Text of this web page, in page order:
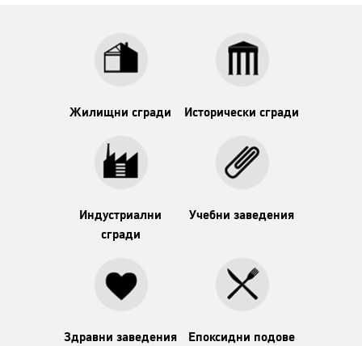
Жилищни сгради Исторически сгради
Индустриални
сгради
Учебни заведения
Здравни заведения Епоксидни подове